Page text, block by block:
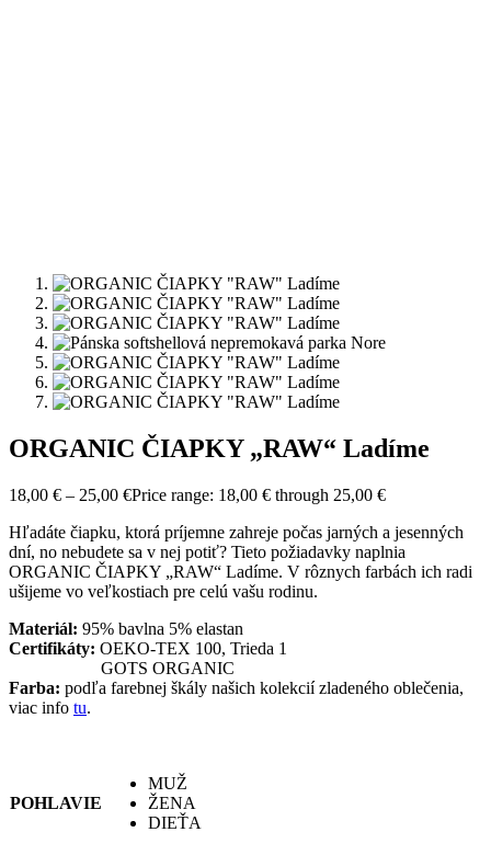
ORGANIC ČIAPKY „RAW“ Ladíme
18,00 € – 25,00 €Price range: 18,00 € through 25,00 €
Hľadáte čiapku, ktorá príjemne zahreje počas jarných a jesenných
dní, no nebudete sa v nej potiť? Tieto požiadavky naplnia
ORGANIC ČIAPKY „RAW“ Ladíme. V rôznych farbách ich radi
ušijeme vo veľkostiach pre celú vašu rodinu.
Materiál: 95% bavlna 5% elastan
Certifikáty: OEKO-TEX 100, Trieda 1
GOTS ORGANIC
Farba: podľa farebnej škály našich kolekcií zladeného oblečenia,
viac info tu.
POHLAVIE
MUŽ
ŽENA
DIEŤA